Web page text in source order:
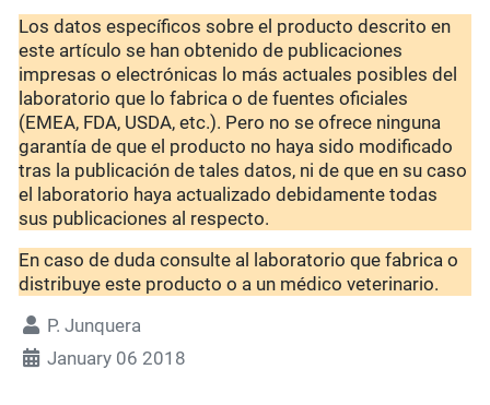
Los datos específicos sobre el producto descrito en
este artículo se han obtenido de publicaciones
impresas o electrónicas lo más actuales posibles del
laboratorio que lo fabrica o de fuentes oficiales
(EMEA, FDA, USDA, etc.). Pero no se ofrece ninguna
garantía de que el producto no haya sido modificado
tras la publicación de tales datos, ni de que en su caso
el laboratorio haya actualizado debidamente todas
sus publicaciones al respecto.
En caso de duda consulte al laboratorio que fabrica o
distribuye este producto o a un médico veterinario.
P. Junquera
January 06 2018